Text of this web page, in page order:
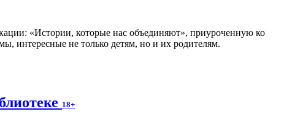
«Истории, которые нас объединяют», приуроченную ко
интересные не только детям, но и их родителям.
18+